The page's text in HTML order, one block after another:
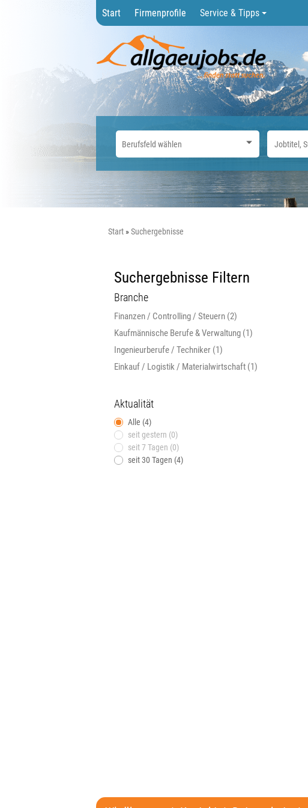
Start Firmenprofile Service & Tipps
Start Suchergebnisse
Suchergebnisse Filtern
Branche
Finanzen / Controlling / Steuern (2)
Kaufmännische Berufe & Verwaltung (1)
Ingenieurberufe / Techniker (1)
Einkauf / Logistik / Materialwirtschaft (1)
Aktualität
Alle (4)
seit gestern (0)
seit 7 Tagen (0)
seit 30 Tagen (4)